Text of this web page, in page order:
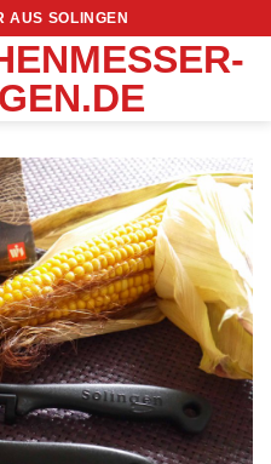
AUS SOLINGEN